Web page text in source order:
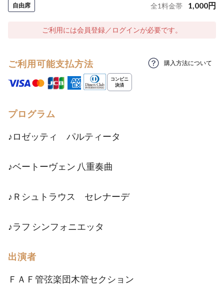
自由席 全1料金帯 1,000円
ご利用には会員登録／ログインが必要です。
ご利用可能支払方法 購入方法について
プログラム
♪ロゼッティ パルティータ
♪ベートーヴェン 八重奏曲
♪Ｒシュトラウス セレナーデ
♪ラフ シンフォニエッタ
出演者
ＦＡＦ管弦楽団木管セクション